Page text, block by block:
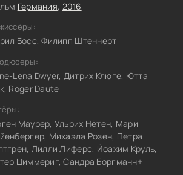
Германия, 2016
Босс, Филипп Штеннерт
Lena Dwyer, Дитрих Клюге, Ютта
Roger Daute
Маурер, Ульрих Нётен, Мари
Михаэла Розен, Петра
Лилли Лиферс, Йоахим Круль,
Циммериг, Сандра Боргманн+